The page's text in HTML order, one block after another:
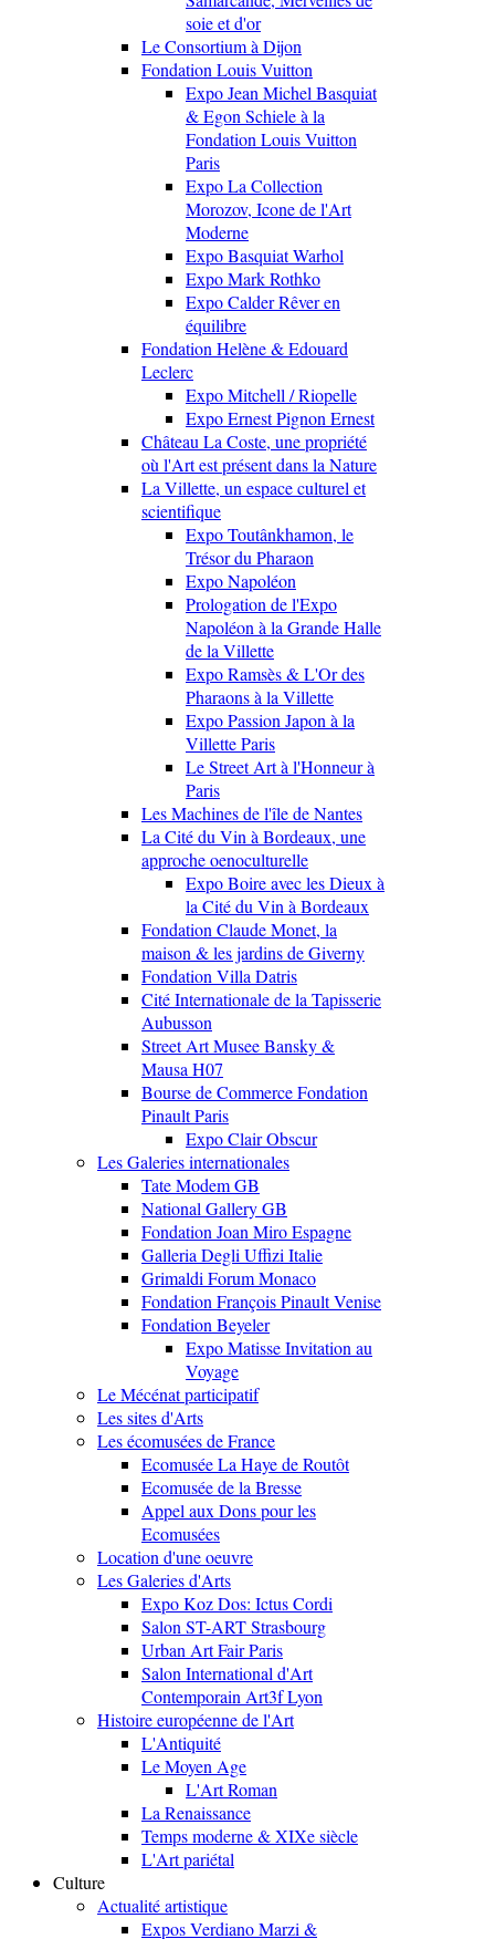
soie et d'or
Le Consortium à Dijon
Fondation Louis Vuitton
Expo Jean Michel Basquiat
& Egon Schiele à la
Fondation Louis Vuitton
Paris
Expo La Collection
Morozov, Icone de l'Art
Moderne
Expo Basquiat Warhol
Expo Mark Rothko
Expo Calder Rêver en
équilibre
Fondation Helène & Edouard
Leclerc
Expo Mitchell / Riopelle
Expo Ernest Pignon Ernest
Château La Coste, une propriété
où l'Art est présent dans la Nature
La Villette, un espace culturel et
scientifique
Expo Toutânkhamon, le
Trésor du Pharaon
Expo Napoléon
Prologation de l'Expo
Napoléon à la Grande Halle
de la Villette
Expo Ramsès & L'Or des
Pharaons à la Villette
Expo Passion Japon à la
Villette Paris
Le Street Art à l'Honneur à
Paris
Les Machines de l'île de Nantes
La Cité du Vin à Bordeaux, une
approche oenoculturelle
Expo Boire avec les Dieux à
la Cité du Vin à Bordeaux
Fondation Claude Monet, la
maison & les jardins de Giverny
Fondation Villa Datris
Cité Internationale de la Tapisserie
Aubusson
Street Art Musee Bansky &
Mausa H07
Bourse de Commerce Fondation
Pinault Paris
Expo Clair Obscur
Les Galeries internationales
Tate Modem GB
National Gallery GB
Fondation Joan Miro Espagne
Galleria Degli Uffizi Italie
Grimaldi Forum Monaco
Fondation François Pinault Venise
Fondation Beyeler
Expo Matisse Invitation au
Voyage
Le Mécénat participatif
Les sites d'Arts
Les écomusées de France
Ecomusée La Haye de Routôt
Ecomusée de la Bresse
Appel aux Dons pour les
Ecomusées
Location d'une oeuvre
Les Galeries d'Arts
Expo Koz Dos: Ictus Cordi
Salon ST-ART Strasbourg
Urban Art Fair Paris
Salon International d'Art
Contemporain Art3f Lyon
Histoire européenne de l'Art
L'Antiquité
Le Moyen Age
L'Art Roman
La Renaissance
Temps moderne & XIXe siècle
L'Art pariétal
Culture
Actualité artistique
Expos Verdiano Marzi &